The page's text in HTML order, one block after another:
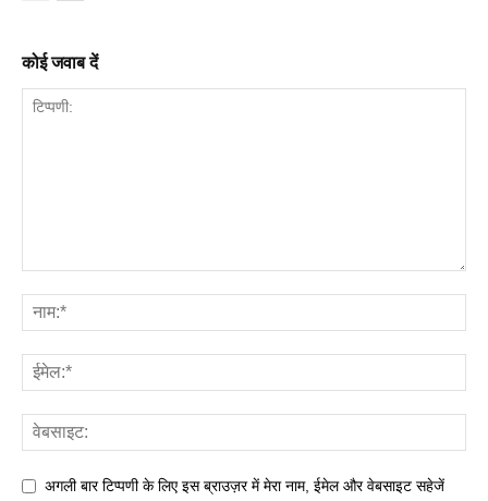
कोई जवाब दें
अगली बार टिप्पणी के लिए इस ब्राउज़र में मेरा नाम, ईमेल और वेबसाइट सहेजें